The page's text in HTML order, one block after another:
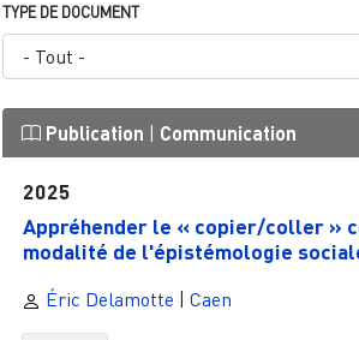
TYPE DE DOCUMENT
Publication | Communication
2025
Appréhender le « copier/coller »
modalité de l'épistémologie
Éric Delamotte Caen